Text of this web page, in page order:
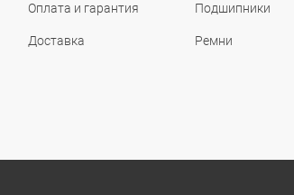
Оплата и гарантия
Доставка
Подшипники
Ремни